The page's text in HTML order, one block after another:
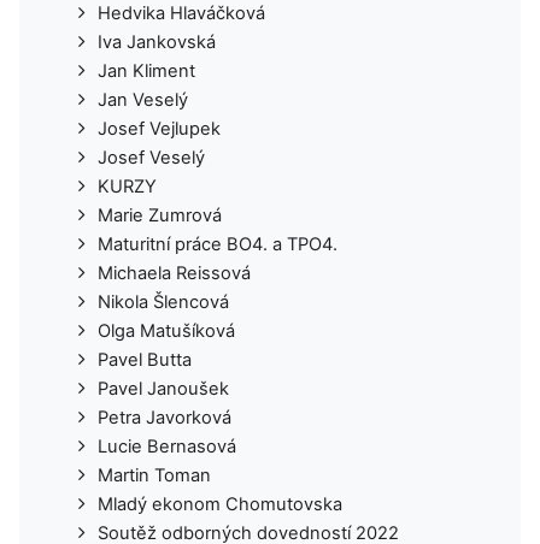
Hedvika Hlaváčková
Iva Jankovská
Jan Kliment
Jan Veselý
Josef Vejlupek
Josef Veselý
KURZY
Marie Zumrová
Maturitní práce BO4. a TPO4.
Michaela Reissová
Nikola Šlencová
Olga Matušíková
Pavel Butta
Pavel Janoušek
Petra Javorková
Lucie Bernasová
Martin Toman
Mladý ekonom Chomutovska
Soutěž odborných dovedností 2022